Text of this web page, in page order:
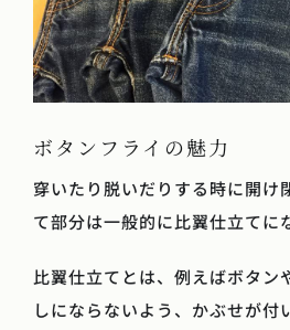
ボタンフライの魅力
穿いたり脱いだりする時に開け
て部分は一般的に比翼仕立てに
比翼仕立てとは、例えばボタン
しにならないよう、かぶせが付